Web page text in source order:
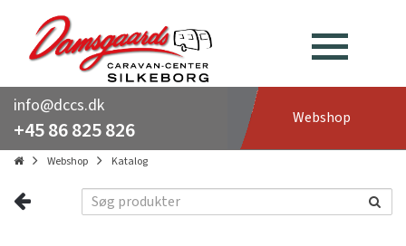
info@dccs.dk
+45 86 825 826 Webshop
Webshop Katalog